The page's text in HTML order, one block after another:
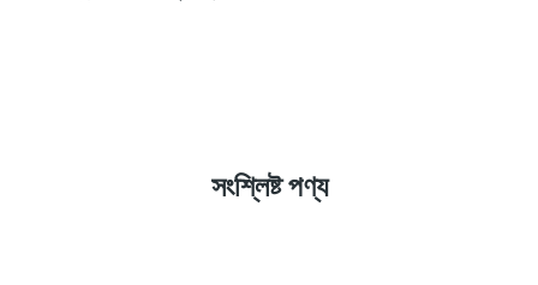
সংশ্লিষ্ট পণ্য